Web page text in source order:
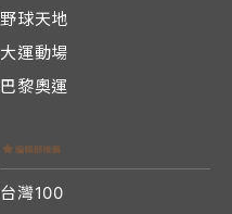
野球天地
大運動場
巴黎奧運
台灣100